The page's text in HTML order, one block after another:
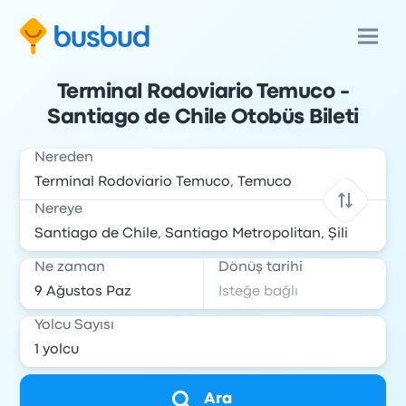
Terminal Rodoviario Temuco -
Santiago de Chile Otobüs Bileti
Nereden
Nereye
Ne zaman Dönüş tarihi
Yolcu Sayısı
Ara